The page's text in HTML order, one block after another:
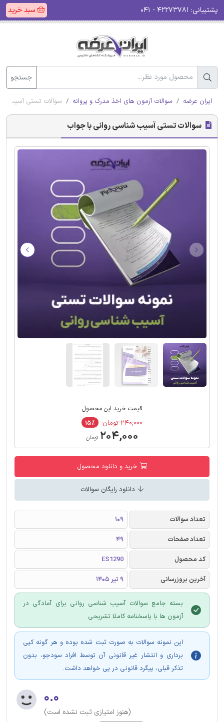
پشتیبانی: سبد خرید
جستجو
ایران عرضه سوالات آزمون های اخذ مدرک و پروانه سوالات تستی آسیب
سوالات تستی آسیب شناسی روانی با جواب
قیمت خرید این محصول
۲۴۰,۰۰۰ تومان ۱۵٪
۲۰۴,۰۰۰ تومان
خرید و دانلود محصول
دانلود رایگان سوالات
تعداد سوالات
109
تعداد صفحات
49
کد محصول
ES1290
آخرین بروزرسانی
9 تیر 1405
بسته جامع سوالات آسیب شناسی روانی برای آمادگی در
آزمون ها با پاسخنامه کاملا تشریحی
این نمونه سوالات به صورت ثبت شده بوده و هر گونه کپی
برداری و انتشار غیر قانونی آن توسط افراد سودجو، بدون
تذکر قبلی، پیگرد قانونی در پی خواهد داشت.
۰.۰
(هنوز امتیازی ثبت نشده است)